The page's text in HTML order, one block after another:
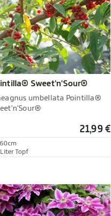
Sweet'n'Sour®
umbellata Pointilla®
21,99 €
Liter Topf